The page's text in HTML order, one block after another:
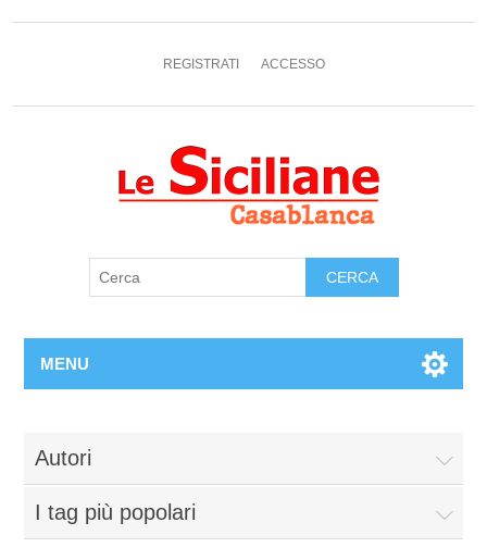
REGISTRATI ACCESSO
MENU
Autori
I tag più popolari